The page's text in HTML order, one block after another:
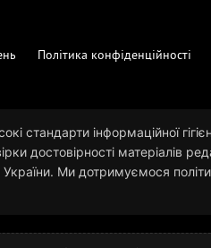
Політика конфіденційності
стандарти інформаційної
достовірності матеріалів
України. Ми дотримуємося